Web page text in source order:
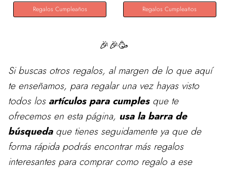
Regalos Cumpleaños Regalos Cumpleaños
🎉🎉🥳
Si buscas otros regalos, al margen de lo que aquí
te enseñamos, para regalaruna vez hayas visto
todos los artículos para cumplesque te
ofrecemos en esta página, usa la barra de
búsquedaque tienes seguidamente ya que de
forma rápida podrás encontrar más regalos
interesantes para comprar como regalo a ese